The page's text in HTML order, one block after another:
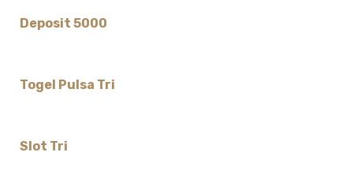
Deposit 5000
Togel Pulsa Tri
Slot Tri